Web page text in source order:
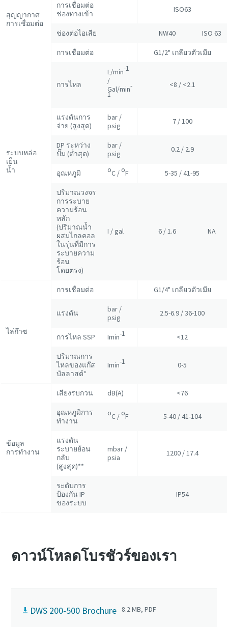
สุญญากาศ
การเชื่อมต่อ
การเชื่อมต่อ
ช่องทางเข้า
ISO63
ช่องต่อไอเสีย NW40 ISO 63
ระบบหล่อ
เย็น
น้ำ
การเชื่อมต่อ G1/2" เกลียวตัวเมีย
การไหล
L/min-1
/
Gal/min-
1
<8 / <2.1
แรงดันการ
จ่าย (สูงสุด)
bar /
psig
7 / 100
DP ระหว่าง
ปั๊ม (ต่ำสุด)
bar /
psig
0.2 / 2.9
อุณหภูมิ oC /oF 5-35 / 41-95
ปริมาณวงจร
การระบาย
ความร้อน
หลัก
(ปริมาณน้ำ
ผสมไกลคอล
ในรุ่นที่มีการ
ระบายความ
ร้อน
โดยตรง)
I / gal 6 / 1.6 NA
ไล่ก๊าซ
การเชื่อมต่อ G1/4" เกลียวตัวเมีย
แรงดัน
bar /
psig
2.5-6.9 / 36-100
การไหล SSP Imin-1 <12
ปริมาณการ
ไหลของแก๊ส
บัลลาสต์*
Imin-1 0-5
ข้อมูล
การทำงาน
เสียงรบกวน dB(A) <76
อุณหภูมิการ
ทำงาน
oC /oF 5-40 / 41-104
แรงดัน
ระบายย้อน
กลับ
(สูงสุด)**
mbar /
psia
1200 / 17.4
ระดับการ
ป้องกัน IP
ของระบบ
IP54
ดาวน์โหลดโบรชัวร์ของเรา
DWS 200-500 Brochure 8.2 MB, PDF